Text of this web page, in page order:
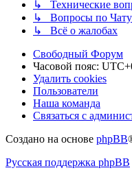
↳ Технические
↳ Вопросы по Чату
↳ Всё о жалобах
Свободный Форум
Часовой пояс:
Удалить cookies
Пользователи
Наша команда
Связаться с
Создано на основе phpBB
Русская поддержка phpBB